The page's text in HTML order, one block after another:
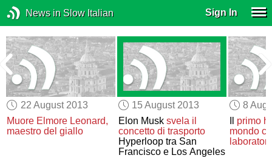
News in Slow Italian Sign In
22 August 2013
Muore Elmore Leonard,
maestro del giallo
15 August 2013
Elon Musk svela il
concetto di trasporto
Hyperloop tra San
Francisco e Los Angeles
8
primo
mondo